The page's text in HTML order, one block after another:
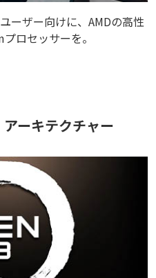
ーザー向けに、AMDの高性
ロセッサーを。
ーキテクチャー